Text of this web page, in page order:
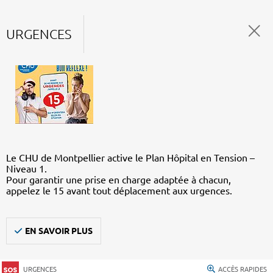
URGENCES
Le CHU de Montpellier active le Plan Hôpital en Tension –
Niveau 1.
Pour garantir une prise en charge adaptée à chacun,
appelez le 15 avant tout déplacement aux urgences.
EN SAVOIR PLUS
URGENCES ACCÈS RAPIDES